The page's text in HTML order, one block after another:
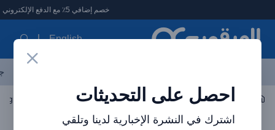
العرقوب - متجر الإلكترونيات في الإمارات
خصم إضافي 5٪ مع الدفع الإلكتروني
English
احصل على التحديثات
اشترك في النشرة الإخبارية لدينا وتلقي
اكسسوارات الجوال الكابلات